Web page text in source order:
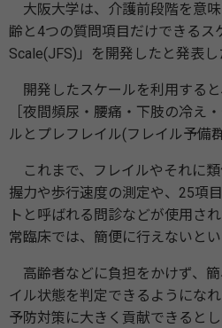
大阪大学は、介護前段階を意
齢と4つの質問項目だけできるス
Scale(JFS)」を開発したと発表し
開発したスケールを利用する
［夜間頻尿・腰痛・下肢の冷え
ルとプレフレイル(フレイル予備
これまで、フレイルやそれに類
握力や歩行速度の測定や、25項
トと呼ばれる問診などが使用さ
常臨床では、簡便に行えないとい
高齢者などに負担をかけず、
イル状態を判定できるようにな
予防対策に大きく貢献できるとし